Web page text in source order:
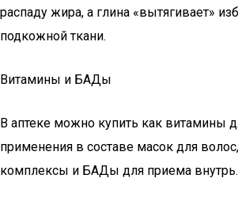
распаду жира, а глина «вытягивает»
подкожной ткани.
Витамины и БАДы
В аптеке можно купить как витамины
применения в составе масок для
комплексы и БАДы для приема внутрь.